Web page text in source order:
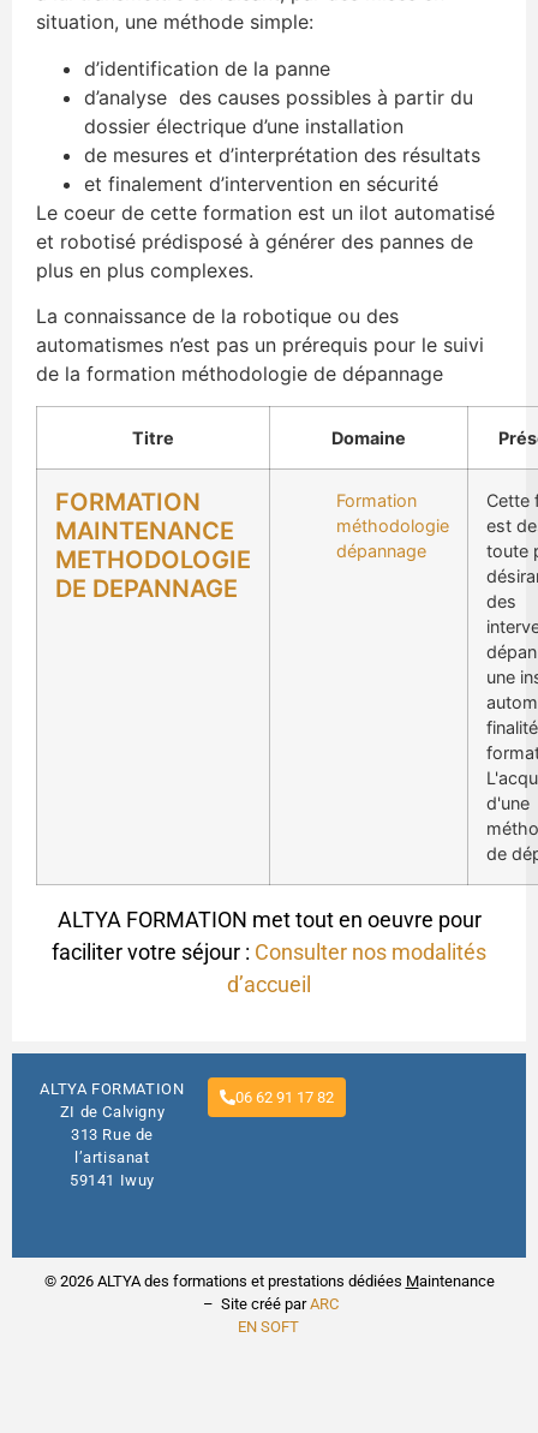
situation, une méthode simple:
d’identification de la panne
d’analyse des causes possibles à partir du
dossier électrique d’une installation
de mesures et d’interprétation des résultats
et finalement d’intervention en sécurité
Le coeur de cette formation est un ilot automatisé
et robotisé prédisposé à générer des pannes de
plus en plus complexes.
La connaissance de la robotique ou des
automatismes n’est pas un prérequis pour le suivi
de la formation méthodologie de dépannage
Titre Domaine
FORMATION
MAINTENANCE
METHODOLOGIE
DE DEPANNAGE
Formation
méthodologie
dépannage
Cette
est
toute
des
une
d'une
de
ALTYA FORMATION met tout en oeuvre pour
faciliter votre séjour : Consulter nos modalités
d’accueil
ALTYA FORMATION
ZI de Calvigny
313 Rue de
l’artisanat
59141 Iwuy
06 62 91 17 82
© 2026 ALTYA des formations et prestations dédiées Maintenance
– Site créé parARC
EN SOFT